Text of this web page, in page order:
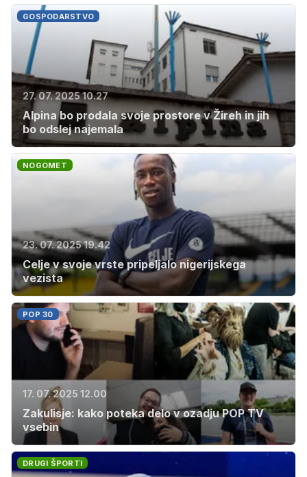
GOSPODARSTVO
27. 07. 2025 10.27
Alpina bo prodala svoje prostore v Žireh in jih
bo odslej najemala
NOGOMET
23. 07. 2025 19.42
Celje v svoje vrste pripeljalo nigerijskega
vezista
POP 30
17. 07. 2025 12.00
Zakulisje: kako poteka delo v ozadju POP TV
vsebin
DRUGI ŠPORTI